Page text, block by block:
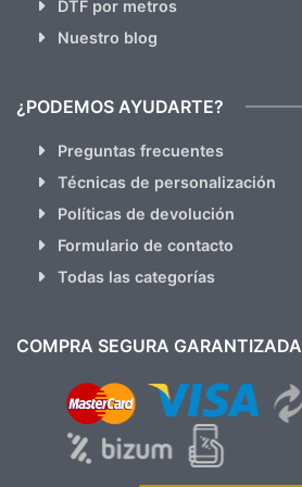
DTF por metros
Nuestro blog
¿PODEMOS AYUDARTE?
Preguntas frecuentes
Técnicas de personalización
Políticas de devolución
Formulario de contacto
Todas las categorías
COMPRA SEGURA GARANTIZADA